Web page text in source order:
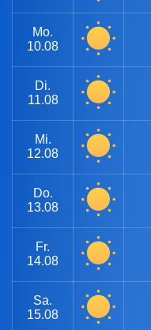
Mo.
10.08
Di.
11.08
Mi.
12.08
Do.
13.08
Fr.
14.08
Sa.
15.08